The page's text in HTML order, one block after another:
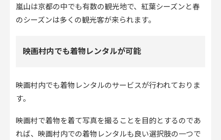
嵐山は京都の中でも有数の観光地で、紅葉シーズンと春
のシーズンは多くの観光客が来られます。
映画村内でも着物レンタルが可能
映画村内でも着物レンタルのサービスが行われておりま
す。
映画村で着物を着て写真を撮ることを目的とするのであ
れば、映画村内での着物レンタルも良い選択肢の一つで